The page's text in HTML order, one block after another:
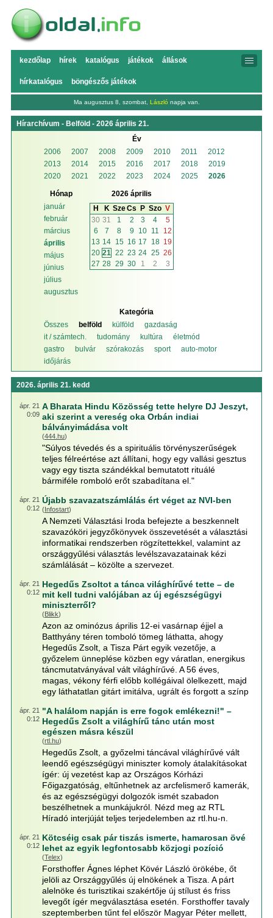
kezdőlap hírek katalógus játékok állások
hírkatalógus böngészős játékok
Ma augusztus 8, szombat, László napja van.
Hírarchívum - Belföld - 2026 április 21.
Év
2006
2007 2008 2009 2010 2011
2012
2013
2014 2015 2016 2017 2018
2019
2020
2021 2022 2023 2024 2025 2026
Hónap
január
február
március
április
május
június
július
augusztus
2026 április
H
K SzeCs P Szo V
30 31 1 2 3 4
5
6
7 8 9 10 11
12
13 14 15 16 17 18 19
20 21 22 23 24 25 26
27 28 29 30 1 2 3
Kategória
Összes
belföld külföld
gazdaság
it / számtech.
tudomány kultúra
életmód
gastro
bulvár szórakozás sport
auto-motor
időjárás
2026. április 21. kedd
ápr. 21
0:09
A Bharata Hindu Közösség tette helyre DJ Jeszyt,
aki szerint a vereség oka Orbán indiai
bálványimádása volt
(444.hu)
"Súlyos tévedés és a spirituális törvényszerűségek
teljes félreértése azt állítani, hogy egy vallási gesztus
vagy egy tiszta szándékkal bemutatott rituálé
bármiféle romboló erőt szabadítana el."
ápr. 21
0:12
Újabb szavazatszámlálás ért véget az NVI-ben
(Infostart)
A Nemzeti Választási Iroda befejezte a beszkennelt
szavazóköri jegyzőkönyvek összevetését a választási
informatikai rendszerben rögzítettekkel, valamint az
országgyűlési választás levélszavazatainak kézi
számlálását – közölte a szervezet.
ápr. 21
0:12
Hegedűs Zsoltot a tánca világhírűvé tette – de
mit kell tudni valójában az új egészségügyi
miniszterről?
(Blikk)
Azon az ominózus április 12-ei vasárnap éjjel a
Batthyány téren tomboló tömeg láthatta, ahogy
Hegedűs Zsolt, a Tisza Párt egyik vezetője, a
győzelem ünneplése közben egy váratlan, energikus
táncmutatványával vált világhírűvé. A 56 éves,
magas, vékony férfi előbb kollégáival ölelkezett, majd
egy láthatatlan gitárt imitálva, ugrált és forgott a színp
ápr. 21
0:12
"A halálom napján is erre fogok emlékezni!" –
Hegedűs Zsolt a világhírű tánc után most
egészen másra készül
(rtl.hu)
Hegedűs Zsolt, a győzelmi táncával világhírűvé vált
leendő egészségügyi miniszter komoly átalakításokat
ígér: új vezetést kap az Országos Kórházi
Főigazgatóság, eltűnhetnek az arcfelismerő kamerák,
és az egészségügyi dolgozók ismét szabadon
beszélhetnek a munkájukról. Nézd meg az RTL
Híradó interjúját teljes terjedelemben az rtl.hu-n.
ápr. 21
0:12
Kötcséig csak pár tiszás ismerte, hamarosan övé
lehet az egyik legfontosabb közjogi pozíció
(Telex)
Forsthoffer Ágnes léphet Kövér László örökébe, őt
jelöli az Országgyűlés új elnökének a Tisza. A párt
alelnöke és turisztikai szakértője új stílust és friss
levegőt ígér megválasztása esetén. Forsthoffer tavaly
szeptemberben tűnt fel először Magyar Péter mellett,